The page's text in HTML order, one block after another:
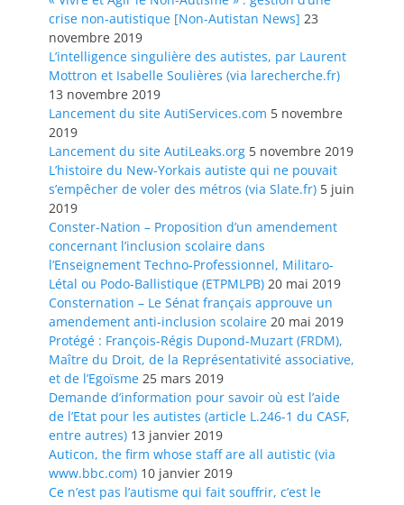
crise non-autistique [Non-Autistan News] 23
novembre 2019
L’intelligence singulière des autistes, par Laurent
Mottron et Isabelle Soulières (via larecherche.fr)
13 novembre 2019
Lancement du site AutiServices.com 5 novembre
2019
Lancement du site AutiLeaks.org 5 novembre 2019
L’histoire du New-Yorkais autiste qui ne pouvait
s’empêcher de voler des métros (via Slate.fr) 5 juin
2019
Conster-Nation – Proposition d’un amendement
concernant l’inclusion scolaire dans
l’Enseignement Techno-Professionnel, Militaro-
Létal ou Podo-Ballistique (ETPMLPB) 20 mai 2019
Consternation – Le Sénat français approuve un
amendement anti-inclusion scolaire 20 mai 2019
Protégé : François-Régis Dupond-Muzart (FRDM),
Maître du Droit, de la Représentativité associative,
et de l’Egoïsme 25 mars 2019
Demande d’information pour savoir où est l’aide
de l’Etat pour les autistes (article L.246-1 du CASF,
entre autres) 13 janvier 2019
Auticon, the firm whose staff are all autistic (via
www.bbc.com) 10 janvier 2019
Ce n’est pas l’autisme qui fait souffrir, c’est le